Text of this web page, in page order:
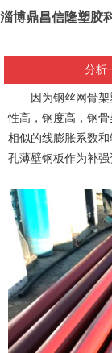
淄博鼎昌信隆塑胶
分析
因为钢丝网骨架
性高，钢度高，钢
相似的线膨胀系数
孔薄壁钢板作为补强